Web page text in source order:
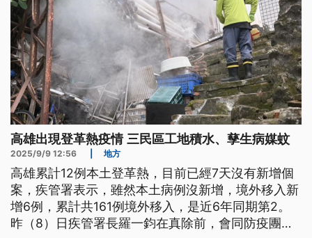
高雄出現登革熱疫情 三民區工地積水、孳生病媒蚊
2025/9/9 12:56 地方
高雄累計12例本土登革熱，目前已經7天沒有新增個
案，疾管署表示，雖然本土病例沒新增，境外移入新
增6例，累計共161例境外移入，是近6年同期第2。
昨（8）日疾管署長羅一鈞在真除前，會同防疫團隊